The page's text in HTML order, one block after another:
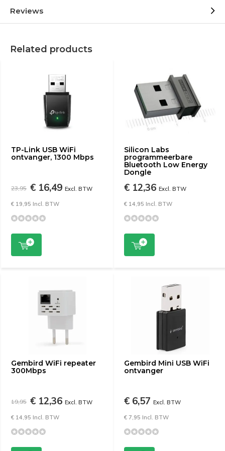
Reviews
Related products
TP-Link USB WiFi
ontvanger, 1300 Mbps
23,95 € 16,49 Excl. BTW
€ 19,95 Incl. BTW
Silicon Labs
programmeerbare
Bluetooth Low Energy
Dongle
€ 12,36 Excl. BTW
€ 14,95 Incl. BTW
Gembird WiFi repeater
300Mbps
19,95 € 12,36 Excl. BTW
€ 14,95 Incl. BTW
Gembird Mini USB WiFi
ontvanger
€ 6,57 Excl. BTW
€ 7,95 Incl. BTW